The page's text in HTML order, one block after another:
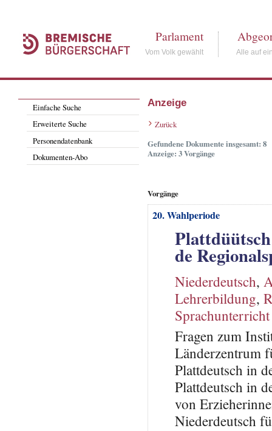
Parlament
Vom Volk gewählt Alle auf
Einfache Suche
Erweiterte Suche
Personendatenbank
Dokumenten-Abo
Anzeige
Zurück
Gefundene Dokumente insgesamt: 8
Anzeige: 3 Vorgänge
Vorgänge
20. Wahlperiode
de
Niederdeutsch,
Lehrerbildung,
Sprachunterricht
Fragen zum
Länderzentrum
Plattdeutsch in
Plattdeutsch in
von
Niederdeutsch